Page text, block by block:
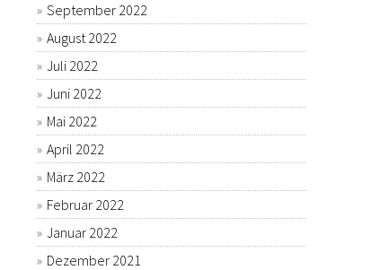
September 2022
August 2022
Juli 2022
Juni 2022
Mai 2022
April 2022
März 2022
Februar 2022
Januar 2022
Dezember 2021